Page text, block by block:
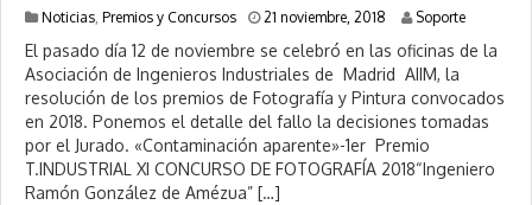
Noticias, Premios y Concursos 21 noviembre, 2018
f
e
b
r
r
o
Soporte
El pasado día 12 de noviembre se celebró en las oficinas de la
Asociación de Ingenieros Industriales de Madrid AIIM, la
resolución de los premios de Fotografía y Pintura convocados
en 2018. Ponemos el detalle del fallo la decisiones tomadas
por el Jurado. «Contaminación aparente»-1er Premio
T.INDUSTRIAL XI CONCURSO DE FOTOGRAFÍA 2018“Ingeniero
Ramón González de Amézua” […]